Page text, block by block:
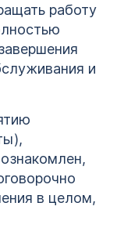
работу
и
в целом,